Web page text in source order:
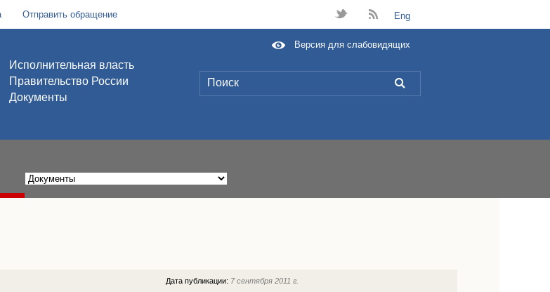
Отправить обращение t B Eng
Исполнительная власть
Правительство России
Документы
L
Версия для слабовидящих
Дата публикации: 7 сентября 2011 г.